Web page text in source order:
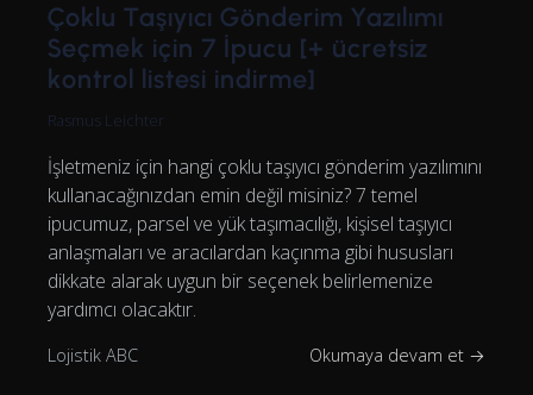
Çoklu Taşıyıcı Gönderim Yazılımı
Seçmek için 7 İpucu [+ ücretsiz
kontrol listesi indirme]
Rasmus Leichter
İşletmeniz için hangi çoklu taşıyıcı gönderim yazılımını
kullanacağınızdan emin değil misiniz? 7 temel
ipucumuz, parsel ve yük taşımacılığı, kişisel taşıyıcı
anlaşmaları ve aracılardan kaçınma gibi hususları
dikkate alarak uygun bir seçenek belirlemenize
yardımcı olacaktır.
Lojistik ABC Okumaya devam et →